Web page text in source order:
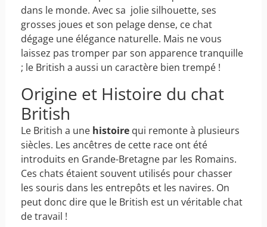
dans le monde. Avec sa jolie silhouette, ses
grosses joues et son pelage dense, ce chat
dégage une élégance naturelle. Mais ne vous
laissez pas tromper par son apparence tranquille
; le British a aussi un caractère bien trempé !
Origine et Histoire du chat
British
Le British a une histoirequi remonte à plusieurs
siècles. Les ancêtres de cette race ont été
introduits en Grande-Bretagne par les Romains.
Ces chats étaient souvent utilisés pour chasser
les souris dans les entrepôts et les navires. On
peut donc dire que le British est un véritable chat
de travail !